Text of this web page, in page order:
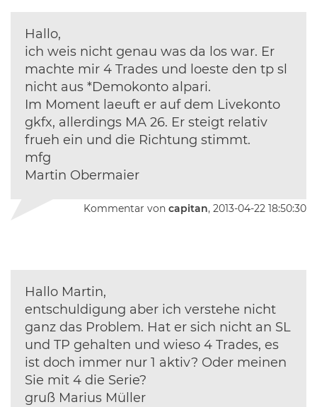
Hallo,
ich weis nicht genau was da los war. Er
machte mir 4 Trades und loeste den tp sl
nicht aus *Demokonto alpari.
Im Moment laeuft er auf dem Livekonto
gkfx, allerdings MA 26. Er steigt relativ
frueh ein und die Richtung stimmt.
mfg
Martin Obermaier
Kommentar von capitan, 2013-04-22 18:50:30
Hallo Martin,
entschuldigung aber ich verstehe nicht
ganz das Problem. Hat er sich nicht an SL
und TP gehalten und wieso 4 Trades, es
ist doch immer nur 1 aktiv? Oder meinen
Sie mit 4 die Serie?
gruß Marius Müller